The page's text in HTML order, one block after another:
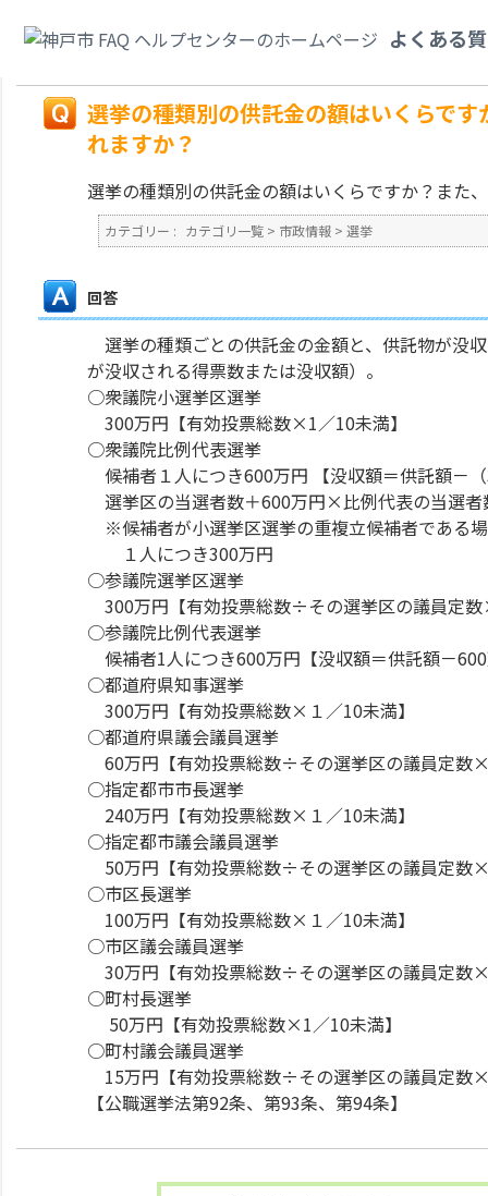
よくある
か？
選挙の種類別の供託金の額はいくらで
れますか？
選挙の種類別の供託金の額はいくらですか？また
カテゴリー : カテゴリ一覧 > 市政情報 > 選挙
回答
選挙の種類ごとの供託金の金額と、供託物が没
が没収される得票数または没収額）。
○衆議院小選挙区選挙
300万円【有効投票総数×1／10未満】
○衆議院比例代表選挙
候補者１人につき600万円 【没収額＝供託額－
選挙区の当選者数＋600万円×比例代表の当選
※候補者が小選挙区選挙の重複立候補者である
１人につき300万円
○参議院選挙区選挙
300万円【有効投票総数÷その選挙区の議員定
○参議院比例代表選挙
候補者1人につき600万円【没収額＝供託額－
○都道府県知事選挙
300万円【有効投票総数×１／10未満】
○都道府県議会議員選挙
60万円【有効投票総数÷その選挙区の議員定数
○指定都市市長選挙
240万円【有効投票総数×１／10未満】
○指定都市議会議員選挙
50万円【有効投票総数÷その選挙区の議員定数
○市区長選挙
100万円【有効投票総数×１／10未満】
○市区議会議員選挙
30万円【有効投票総数÷その選挙区の議員定数
○町村長選挙
50万円【有効投票総数×1／10未満】
○町村議会議員選挙
15万円【有効投票総数÷その選挙区の議員定数
【公職選挙法第92条、第93条、第94条】